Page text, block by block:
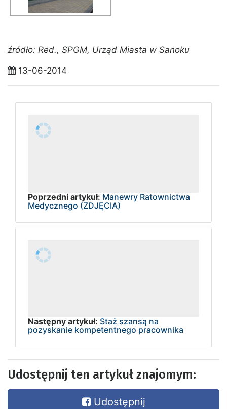
źródło: Red., SPGM, Urząd Miasta w Sanoku
13-06-2014
Poprzedni artykuł: Manewry Ratownictwa
Medycznego (ZDJĘCIA)
Następny artykuł: Staż szansą na
pozyskanie kompetentnego pracownika
Udostępnij ten artykuł znajomym:
Udostępnij